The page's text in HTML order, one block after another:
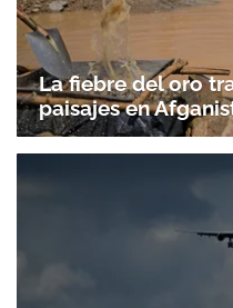
La fiebre del oro
paisajes en